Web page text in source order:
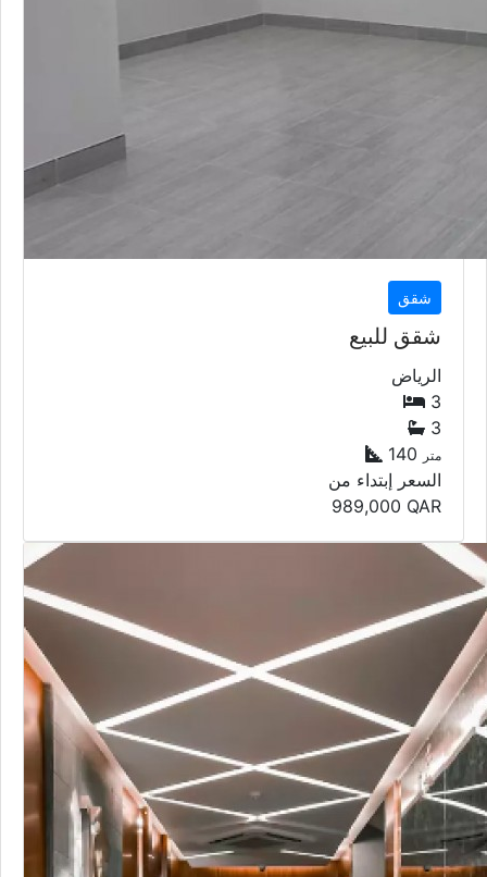
شقق
شقق للبيع
الرياض
3
3
140
متر
السعر إبتداء من
989,000 QAR